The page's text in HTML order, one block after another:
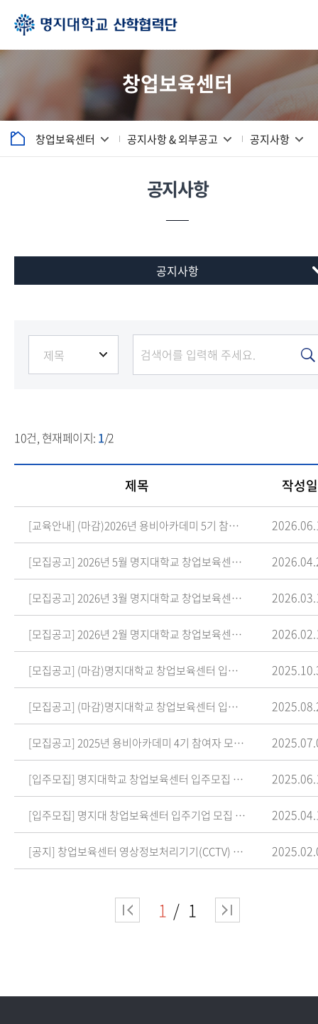
창업보육센터
창업보육센터 공지사항 & 외부공고 공지사항
공지사항
공지사항
10건, 현재페이지: 1/2
제목 작성일
[교육안내] (마감)2026년 용비아카데미 5기 참여자 모집 안내(무료 창업 교육)
[모집공고] 2026년 5월 명지대학교 창업보육센터 입주기업 모집 안내
[모집공고] 2026년 3월 명지대학교 창업보육센터 입주기업 모집 안내
[모집공고] 2026년 2월 명지대학교 창업보육센터 입주기업 모집 안내
[모집공고] (마감)명지대학교 창업보육센터 입주기업 모집 안내(수정)
[모집공고] (마감)명지대학교 창업보육센터 입주기업 모집 공고
[모집공고] 2025년 용비아카데미 4기 참여자 모집 안내(무료 창업 교육)
[입주모집] 명지대학교 창업보육센터 입주모집 안내
[입주모집] 명지대 창업보육센터 입주기업 모집 안내
[공지] 창업보육센터 영상정보처리기기(CCTV) 운영ㆍ관리 방침
1 1